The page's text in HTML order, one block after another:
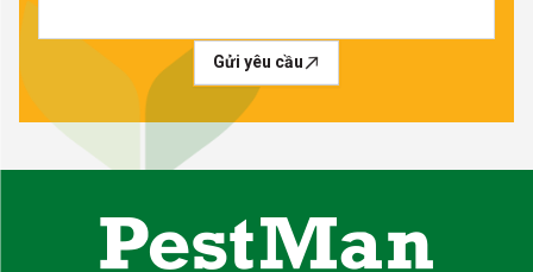
Gửi yêu cầu